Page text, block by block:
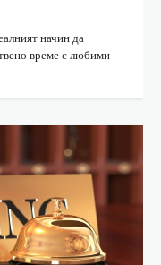
начин да
време с любими